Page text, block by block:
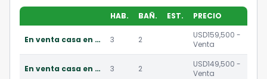
HAB. BAÑ. EST. PRECIO
En venta casa en macao ranch playa macao rd 3 2
USD159,500 -
Venta
En venta casa en macao ranch punta cana rd 3 2
USD149,500 -
Venta